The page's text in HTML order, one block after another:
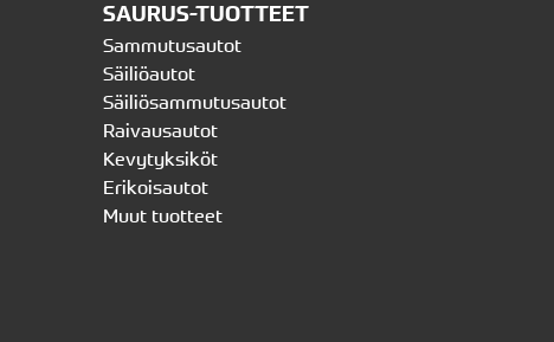
SAURUS-TUOTTEET
Sammutusautot
Säiliöautot
Säiliösammutusautot
Raivausautot
Kevytyksiköt
Erikoisautot
Muut tuotteet